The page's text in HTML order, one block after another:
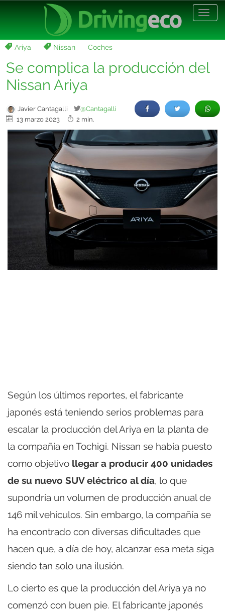
Ariya Nissan Coches
Se complica la producción del
Nissan Ariya
Javier Cantagalli
@Cantagalli
13 marzo 2023
2 min.
Según los últimos reportes, el fabricante
japonés está teniendo serios problemas para
escalar la producción del Ariya en la planta de
la compañía en Tochigi. Nissan se había puesto
como objetivo llegar a producir 400 unidades
de su nuevo SUV eléctrico al día, lo que
supondría un volumen de producción anual de
146 mil vehículos. Sin embargo, la compañía se
ha encontrado con diversas dificultades que
hacen que, a día de hoy, alcanzar esa meta siga
siendo tan solo una ilusión.
Lo cierto es que la producción del Ariya ya no
comenzó con buen pie. El fabricante japonés